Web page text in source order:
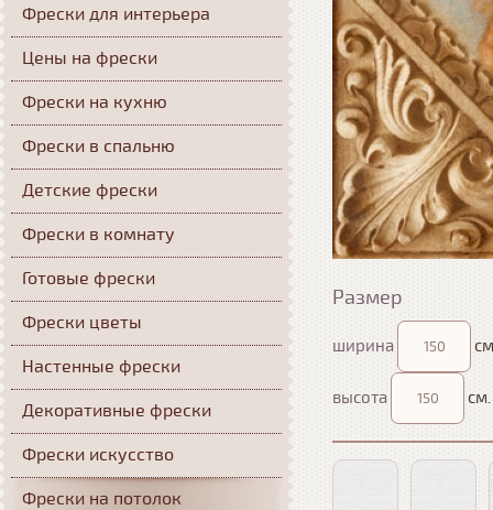
Размер
ширина
высота см.
Фрески для интерьера
Цены на фрески
Фрески на кухню
Фрески в спальню
Детские фрески
Фрески в комнату
Готовые фрески
Фрески цветы
Настенные фрески
Декоративные фрески
Фрески искусство
Фрески на потолок